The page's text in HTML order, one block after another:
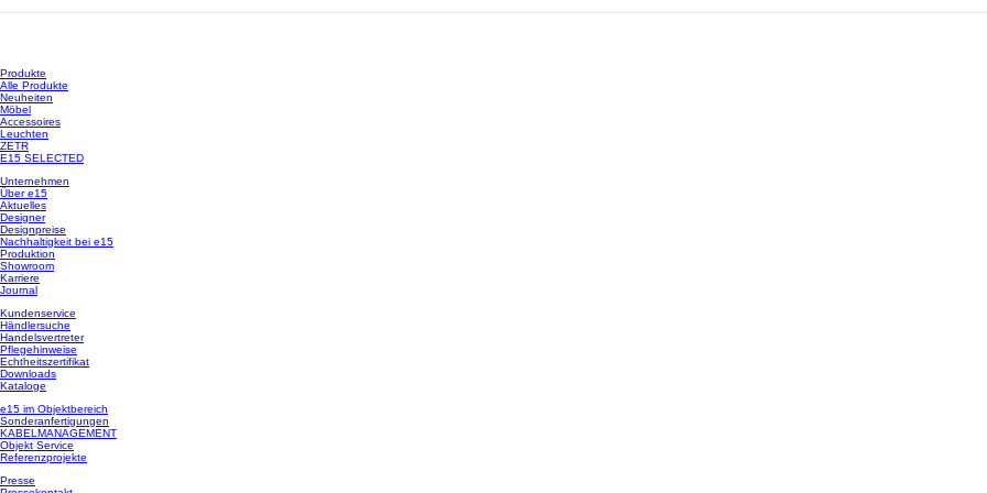
Produkte
Alle Produkte
Neuheiten
Möbel
Accessoires
Leuchten
ZETR
E15 SELECTED
Unternehmen
Über e15
Aktuelles
Designer
Designpreise
Nachhaltigkeit bei e15
Produktion
Showroom
Karriere
Journal
Kundenservice
Händlersuche
Handelsvertreter
Pflegehinweise
Echtheitszertifikat
Downloads
Kataloge
e15 im Objektbereich
Sonderanfertigungen
KABELMANAGEMENT
Objekt Service
Referenzprojekte
Presse